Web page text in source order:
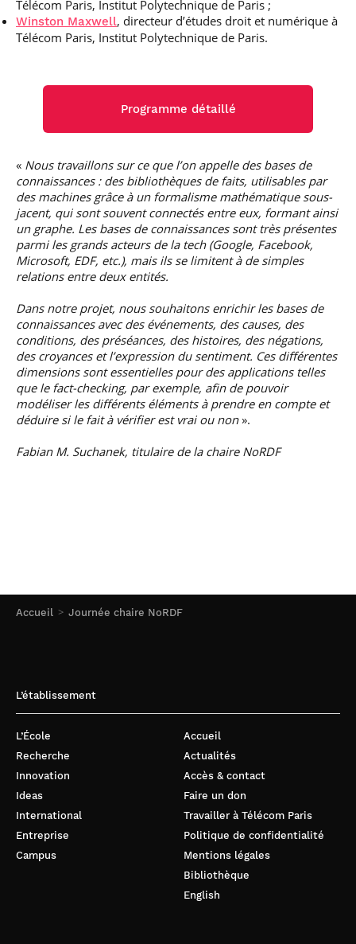
S’engager à Télécom
Paris
Numérique
Parcours Numérique
Responsable
Corps des Mines
Parcours Talents : un
Double Diplôme
l’État
Artificielle en
alternance
(admissions closes)
Artificielle – Expert
Data & MLops
Intelligence
Artificielle
multimodale et
autonome
Je suis élève en
situation de
handicap, comment
arrivée
Financement
Entreprises &
solutions Mastère
Spécialisé
Brochures &
contacts
Événements des
formations de
professionnel
• Journaliste
• Créateur d’entreprise
Accueil Journée chaire NoRDF
Télécom Paris, Institut Polytechnique de Paris ;
Winston Maxwell, directeur d’études droit et numérique à
Télécom Paris, Institut Polytechnique de Paris.
Programme détaillé
« Nous travaillons sur ce que l’on appelle des bases de
connaissances : des bibliothèques de faits, utilisables par
des machines grâce à un formalisme mathématique sous-
jacent, qui sont souvent connectés entre eux, formant ainsi
un graphe. Les bases de connaissances sont très présentes
parmi les grands acteurs de la tech (Google, Facebook,
Microsoft, EDF, etc.), mais ils se limitent à de simples
relations entre deux entités.
Dans notre projet, nous souhaitons enrichir les bases de
connaissances avec des événements, des causes, des
conditions, des préséances, des histoires, des négations,
des croyances et l’expression du sentiment. Ces différentes
dimensions sont essentielles pour des applications telles
que le fact-checking, par exemple, afin de pouvoir
modéliser les différents éléments à prendre en compte et
déduire si le fait à vérifier est vrai ou non».
Fabian M. Suchanek, titulaire de la chaire NoRDF
L’établissement
L’École
Recherche
Innovation
Ideas
International
Entreprise
Campus
Accueil
Actualités
Accès & contact
Faire un don
Travailler à Télécom Paris
Politique de confidentialité
Mentions légales
Bibliothèque
English